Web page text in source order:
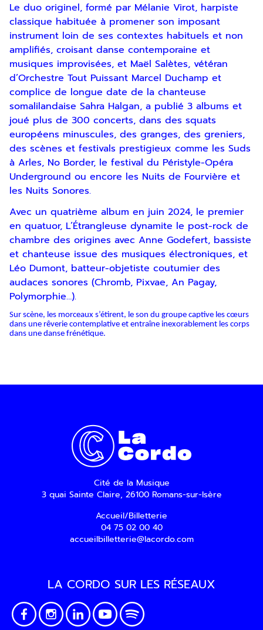
Le duo originel, formé par Mélanie Virot, harpiste
classique habituée à promener son imposant
instrument loin de ses contextes habituels et non
amplifiés, croisant danse contemporaine et
musiques improvisées, et Maël Salètes, vétéran
d’Orchestre Tout Puissant Marcel Duchamp et
complice de longue date de la chanteuse
somalilandaise Sahra Halgan, a publié 3 albums et
joué plus de 300 concerts, dans des squats
européens minuscules, des granges, des greniers,
des scènes et festivals prestigieux comme les Suds
à Arles, No Border, le festival du Péristyle-Opéra
Underground ou encore les Nuits de Fourvière et
les Nuits Sonores.
Avec un quatrième album en juin 2024, le premier
en quatuor, L’Étrangleuse dynamite le post-rock de
chambre des origines avec Anne Godefert, bassiste
et chanteuse issue des musiques électroniques, et
Léo Dumont, batteur-objetiste coutumier des
audaces sonores (Chromb, Pixvae, An Pagay,
Polymorphie…).
Sur scène, les morceaux s’étirent, le son du groupe captive les cœurs
dans une rêverie contemplative et entraîne inexorablement les corps
dans une danse frénétique.
Cité de la Musique
3 quai Sainte Claire, 26100 Romans-sur-Isère
Accueil/Billetterie
04 75 02 00 40
accueilbilletterie@lacordo.com
LA CORDO SUR LES RÉSEAUX
Inscription
Newsletter
En indiquant votre adresse email, vous
consentez à recevoir notre lettre
pouvez vous désinscrire à tout moment via
les liens de désinscription ou en nous
contactant. Pour en savoir plus, consultez
notrePolitique de confidentialité.
SOUMETTRE